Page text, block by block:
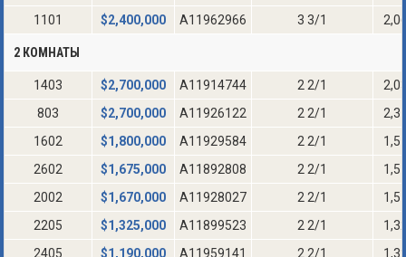
1101
$2,400,000 A11962966 3 3/1
2 КОМНАТЫ
1403 $2,700,000 A11914744 2 2/1
803
$2,700,000 A11926122 2 2/1
1602
$1,800,000 A11929584 2 2/1
2602
$1,675,000 A11892808 2 2/1
2002
$1,670,000 A11928027 2 2/1
2205
$1,325,000 A11899523 2 2/1
2405
$1,190,000 A11959141 2 2/1